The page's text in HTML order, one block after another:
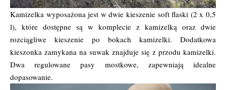
Kamizelka wyposażona jest w dwie kieszenie soft flaski (2 x 0,5
l), które dostępne są w komplecie z kamizelką oraz dwie
rozciągliwe kieszenie po bokach kamizelki. Dodatkowa
kieszonka zamykana na suwak znajduje się z przodu kamizelki.
Dwa regulowane pasy mostkowe, zapewniają idealne
dopasowanie.